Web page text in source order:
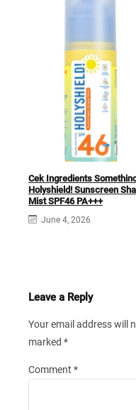
Cek Ingredients
Holyshield! Sunscreen
Mist SPF46 PA+++
June 4, 2026
Leave a Reply
Your email address will
marked *
Comment *